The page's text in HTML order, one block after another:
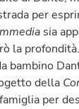
per
sia
la
bambino
della
per